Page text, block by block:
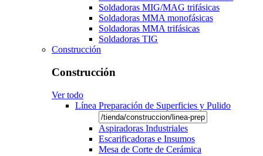
Soldadoras MIG/MAG trifásicas
Soldadoras MMA monofásicas
Soldadoras MMA trifásicas
Soldadoras TIG
Construcción
Construcción
Ver todo
Línea Preparación de Superficies y Pulido
Aspiradoras Industriales
Escarificadoras e Insumos
Mesa de Corte de Cerámica